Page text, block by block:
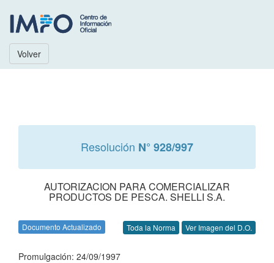
Volver
Resolución N° 928/997
AUTORIZACION PARA COMERCIALIZAR
PRODUCTOS DE PESCA. SHELLI S.A.
Documento Actualizado Toda la Norma Ver Imagen del D.O.
Promulgación: 24/09/1997